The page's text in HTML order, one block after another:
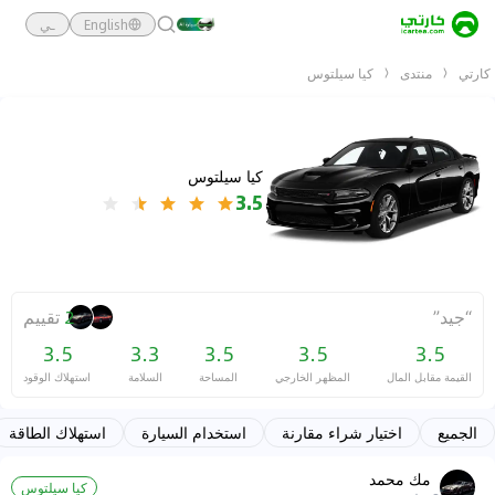
English ـي
كارتي منتدى كيا سيلتوس
كيا سيلتوس
3.5
“جيد”
2 تقييم
3.5
القيمة مقابل المال
3.5
المظهر الخارجي
3.5
المساحة
3.3
السلامة
3.5
استهلاك الوقود
الجميع اختيار شراء مقارنة استخدام السيارة
استهلاك الطاقة
مك محمد
كيا سيلتوس